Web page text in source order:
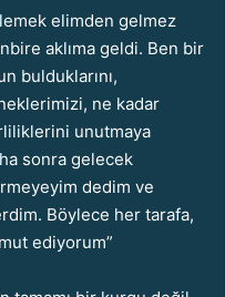
elimden gelmez
aklıma geldi. Ben bir
bulduklarını,
ne kadar
unutmaya
sonra gelecek
dedim ve
Böylece her tarafa,
ediyorum”